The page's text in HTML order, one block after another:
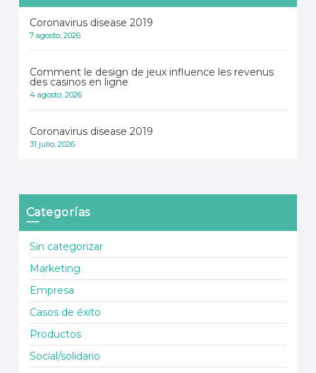
Coronavirus disease 2019
7 agosto, 2026
Comment le design de jeux influence les revenus
des casinos en ligne
4 agosto, 2026
Coronavirus disease 2019
31 julio, 2026
Categorías
Sin categorizar
Marketing
Empresa
Casos de éxito
Productos
Social/solidario